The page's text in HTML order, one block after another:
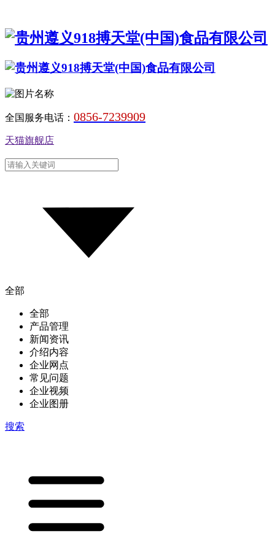
全国服务电话： 0856-7239909
天猫旗舰店
全部
全部
产品管理
新闻资讯
介绍内容
企业网点
常见问题
企业视频
企业图册
搜索